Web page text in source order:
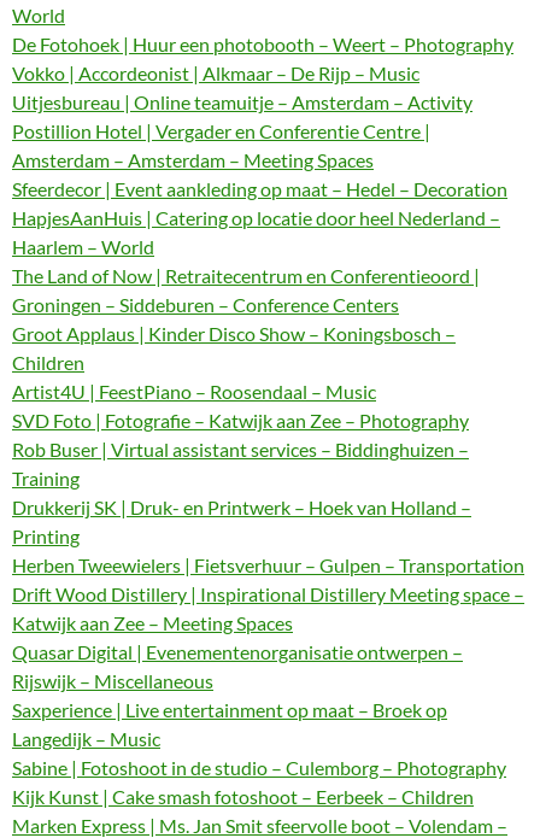
World
De Fotohoek | Huur een photobooth – Weert – Photography
Vokko | Accordeonist | Alkmaar – De Rijp – Music
Uitjesbureau | Online teamuitje – Amsterdam – Activity
Postillion Hotel | Vergader en Conferentie Centre |
Amsterdam – Amsterdam – Meeting Spaces
Sfeerdecor | Event aankleding op maat – Hedel – Decoration
HapjesAanHuis | Catering op locatie door heel Nederland –
Haarlem – World
The Land of Now | Retraitecentrum en Conferentieoord |
Groningen – Siddeburen – Conference Centers
Groot Applaus | Kinder Disco Show – Koningsbosch –
Children
Artist4U | FeestPiano – Roosendaal – Music
SVD Foto | Fotografie – Katwijk aan Zee – Photography
Rob Buser | Virtual assistant services – Biddinghuizen –
Training
Drukkerij SK | Druk- en Printwerk – Hoek van Holland –
Printing
Herben Tweewielers | Fietsverhuur – Gulpen – Transportation
Drift Wood Distillery | Inspirational Distillery Meeting space –
Katwijk aan Zee – Meeting Spaces
Quasar Digital | Evenementenorganisatie ontwerpen –
Rijswijk – Miscellaneous
Saxperience | Live entertainment op maat – Broek op
Langedijk – Music
Sabine | Fotoshoot in de studio – Culemborg – Photography
Kijk Kunst | Cake smash fotoshoot – Eerbeek – Children
Marken Express | Ms. Jan Smit sfeervolle boot – Volendam –